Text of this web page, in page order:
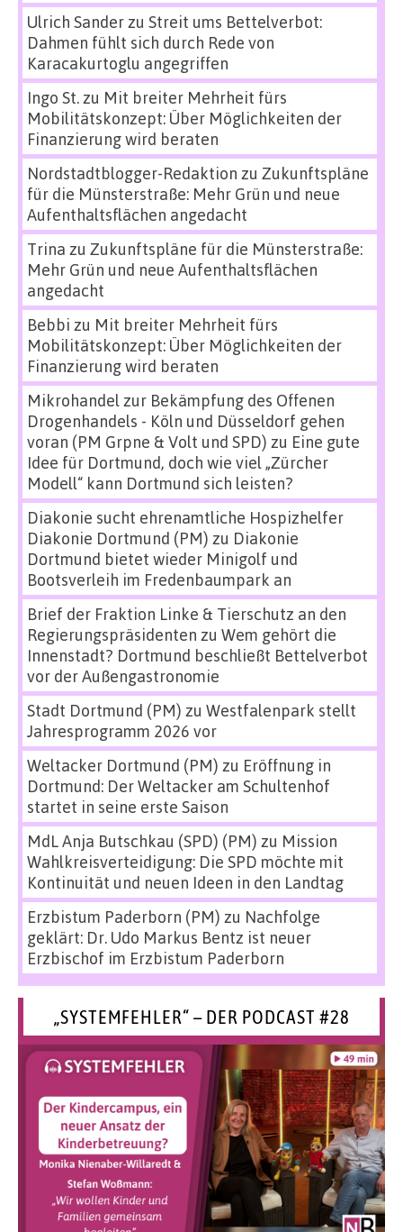
Ulrich Sanderzu Streit ums Bettelverbot:
Dahmen fühlt sich durch Rede von
Karacakurtoglu angegriffen
Ingo St.zu Mit breiter Mehrheit fürs
Mobilitätskonzept: Über Möglichkeiten der
Finanzierung wird beraten
Nordstadtblogger-Redaktion zu Zukunftspläne
für die Münsterstraße: Mehr Grün und neue
Aufenthaltsflächen angedacht
Trina zu Zukunftspläne für die Münsterstraße:
Mehr Grün und neue Aufenthaltsflächen
angedacht
Bebbi zu Mit breiter Mehrheit fürs
Mobilitätskonzept: Über Möglichkeiten der
Finanzierung wird beraten
Mikrohandel zur Bekämpfung des Offenen
Drogenhandels - Köln und Düsseldorf gehen
voran (PM Grpne & Volt und SPD) zu Eine gute
Idee für Dortmund, doch wie viel „Zürcher
Modell“ kann Dortmund sich leisten?
Diakonie sucht ehrenamtliche Hospizhelfer
Diakonie Dortmund (PM) zu Diakonie
Dortmund bietet wieder Minigolf und
Bootsverleih im Fredenbaumpark an
Brief der Fraktion Linke & Tierschutz an den
Regierungspräsidenten zu Wem gehört die
Innenstadt? Dortmund beschließt Bettelverbot
vor der Außengastronomie
Stadt Dortmund (PM) zu Westfalenpark stellt
Jahresprogramm 2026 vor
Weltacker Dortmund (PM) zu Eröffnung in
Dortmund: Der Weltacker am Schultenhof
startet in seine erste Saison
MdL Anja Butschkau (SPD) (PM) zu Mission
Wahlkreisverteidigung: Die SPD möchte mit
Kontinuität und neuen Ideen in den Landtag
Erzbistum Paderborn (PM) zu Nachfolge
geklärt: Dr. Udo Markus Bentz ist neuer
Erzbischof im Erzbistum Paderborn
„SYSTEMFEHLER“ – DER PODCAST #28